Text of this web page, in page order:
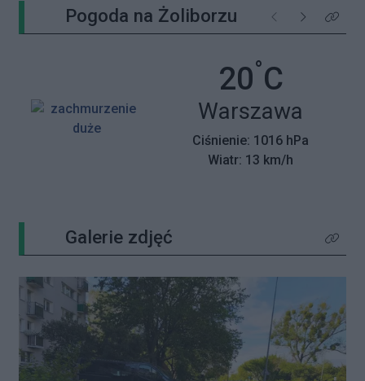
Pogoda na Żoliborzu Poprzednie
NastępneKliknij
20°C
Miasto:
Warszawa
Ciśnienie: 1016 hPa
Wiatr: 13 km/h
Galerie zdjęć Kliknij